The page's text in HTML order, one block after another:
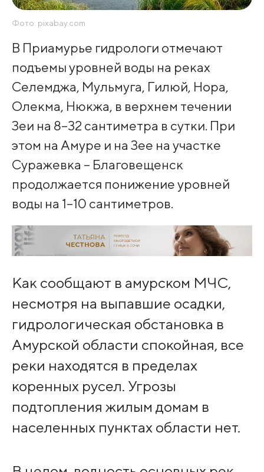
Фото: pixabay.com
В Приамурье гидрологи отмечают
подъемы уровней воды на реках
Селемджа, Мульмуга, Гилюй, Нора,
Олекма, Нюкжа, в верхнем течении
Зеи на 8–32 сантиметра в сутки. При
этом на Амуре и на Зее на участке
Суражевка – Благовещенск
продолжается понижение уровней
воды на 1–10 сантиметров.
Как сообщают в амурском МЧС,
несмотря на выпавшие осадки,
гидрологическая обстановка в
Амурской области спокойная, все
реки находятся в пределах
коренных русел. Угрозы
подтопления жилым домам в
населенных пунктах области нет.